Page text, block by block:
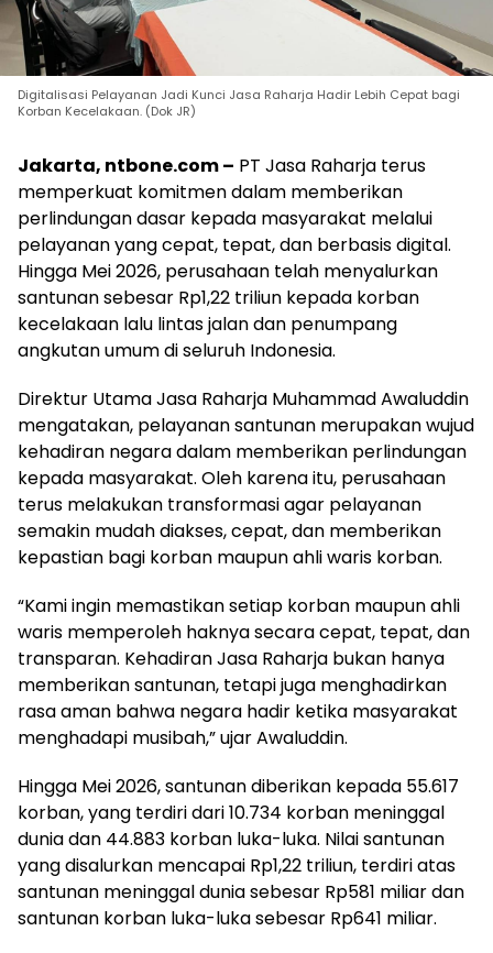
Digitalisasi Pelayanan Jadi Kunci Jasa Raharja Hadir Lebih Cepat bagi
Korban Kecelakaan. (Dok JR)
Jakarta, ntbone.com – PT Jasa Raharja terus
memperkuat komitmen dalam memberikan
perlindungan dasar kepada masyarakat melalui
pelayanan yang cepat, tepat, dan berbasis digital.
Hingga Mei 2026, perusahaan telah menyalurkan
santunan sebesar Rp1,22 triliun kepada korban
kecelakaan lalu lintas jalan dan penumpang
angkutan umum di seluruh Indonesia.
Direktur Utama Jasa Raharja Muhammad Awaluddin
mengatakan, pelayanan santunan merupakan wujud
kehadiran negara dalam memberikan perlindungan
kepada masyarakat. Oleh karena itu, perusahaan
terus melakukan transformasi agar pelayanan
semakin mudah diakses, cepat, dan memberikan
kepastian bagi korban maupun ahli waris korban.
“Kami ingin memastikan setiap korban maupun ahli
waris memperoleh haknya secara cepat, tepat, dan
transparan. Kehadiran Jasa Raharja bukan hanya
memberikan santunan, tetapi juga menghadirkan
rasa aman bahwa negara hadir ketika masyarakat
menghadapi musibah,” ujar Awaluddin.
Hingga Mei 2026, santunan diberikan kepada 55.617
korban, yang terdiri dari 10.734 korban meninggal
dunia dan 44.883 korban luka-luka. Nilai santunan
yang disalurkan mencapai Rp1,22 triliun, terdiri atas
santunan meninggal dunia sebesar Rp581 miliar dan
santunan korban luka-luka sebesar Rp641 miliar.